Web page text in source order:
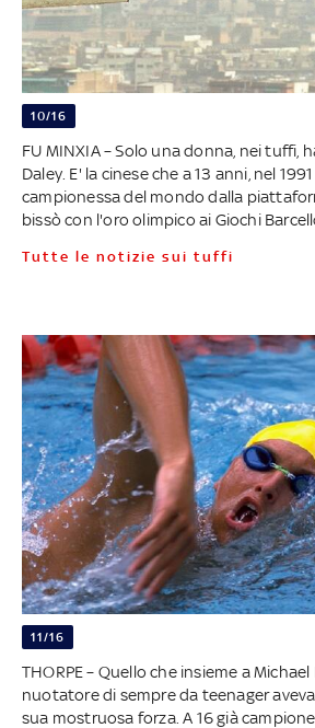
10/16
FU MINXIA – Solo una donna, nei tuffi,
Daley. E' la cinese che a 13 anni, nel
campionessa del mondo dalla
bissò con l'oro olimpico ai Giochi
Tutte le notizie sui tuffi
11/16
THORPE – Quello che insieme a
nuotatore di sempre da teenager
sua mostruosa forza. A 16 già